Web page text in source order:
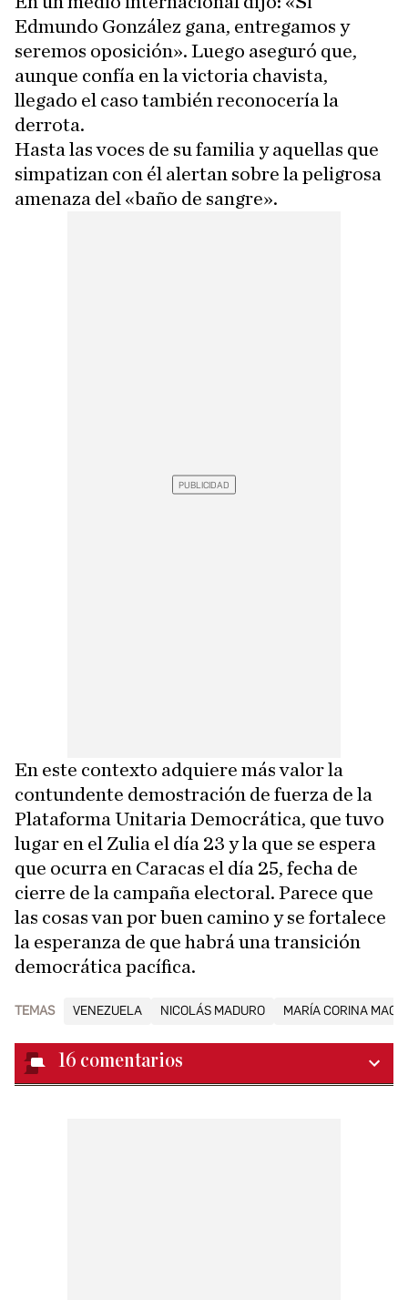
Edmundo González gana, entregamos y
seremos oposición». Luego aseguró que,
aunque confía en la victoria chavista,
llegado el caso también reconocería la
derrota.
Hasta las voces de su familia y aquellas que
simpatizan con él alertan sobre la peligrosa
amenaza del «baño de sangre».
En este contexto adquiere más valor la
contundente demostración de fuerza de la
Plataforma Unitaria Democrática, que tuvo
lugar en el Zulia el día 23 y la que se espera
que ocurra en Caracas el día 25, fecha de
cierre de la campaña electoral. Parece que
las cosas van por buen camino y se fortalece
la esperanza de que habrá una transición
democrática pacífica.
TEMAS VENEZUELA NICOLÁS MADURO MARÍA CORINA
16 comentarios